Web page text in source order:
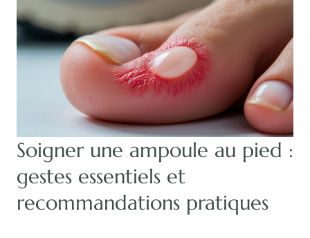
Soigner une ampoule au pied :
gestes essentiels et
recommandations pratiques